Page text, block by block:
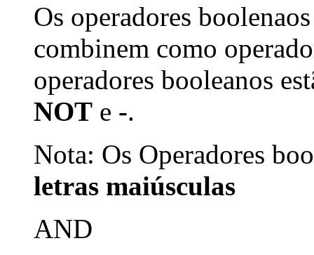
Os operadores
combinem como
operadores booleanos
NOT e -.
Nota: Os Operadores
letras maiúsculas
AND